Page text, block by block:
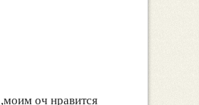
оч нравится